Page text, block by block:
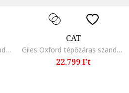
Giles Oxford tépőzáras szandál, Sötétbarna
CAT
Giles Oxford tépőzáras szandál, Fekete
22.799 Ft